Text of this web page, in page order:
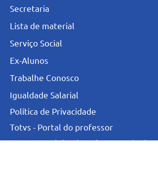
Secretaria
L ista de material
Serviço Social
Ex-Alunos
Trabalhe Conosco
Igualdade Salarial
Política de Privacidade
Totvs - Portal do professor
Totvs-Portal do Aluno/Responsável